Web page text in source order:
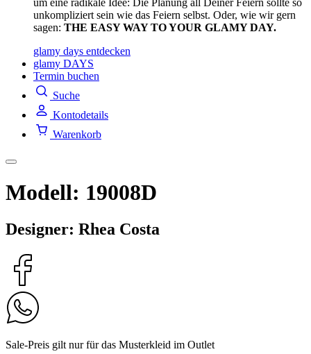
um eine radikale Idee: Die Planung all Deiner Feiern sollte so
unkompliziert sein wie das Feiern selbst. Oder, wie wir gern
sagen: THE EASY WAY TO YOUR GLAMY DAY.
glamy days entdecken
glamy DAYS
Termin buchen
Suche
Kontodetails
Warenkorb
Modell: 19008D
Designer: Rhea Costa
Sale-Preis gilt nur für das Musterkleid im Outlet